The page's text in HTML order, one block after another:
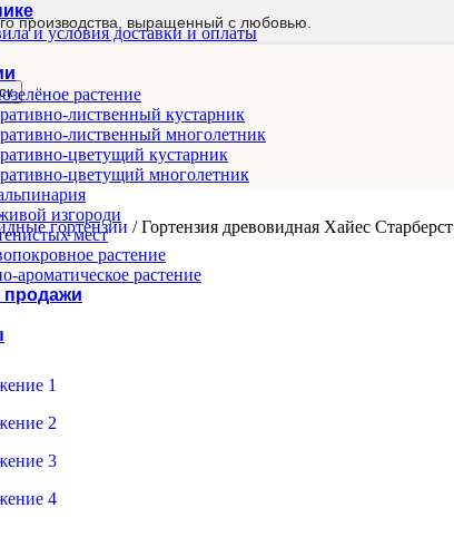
производства, выращенный с любовью.
и условия доставки и оплаты
растение
лиственный кустарник
лиственный многолетник
цветущий кустарник
цветущий многолетник
изгороди
мест
растение
ароматическое растение
гортензии / Гортензия древовидная Хайес Старберст